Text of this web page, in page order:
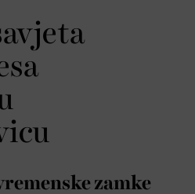
zamke